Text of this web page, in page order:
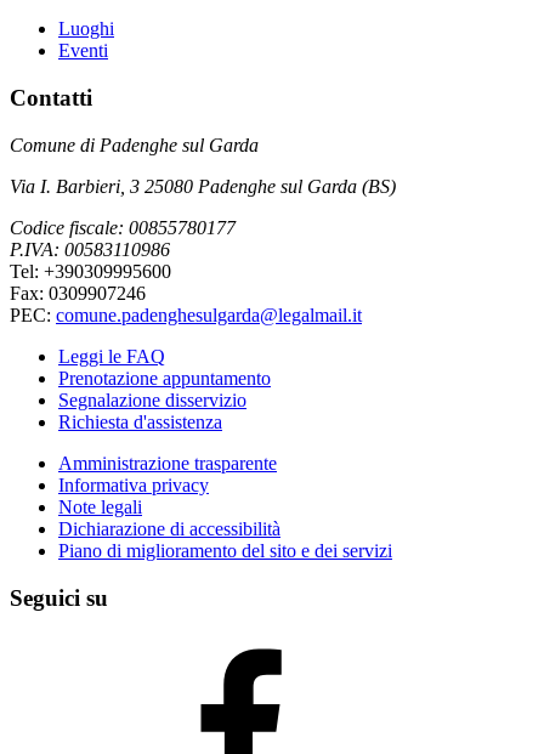
Luoghi
Eventi
Contatti
Comune di Padenghe sul Garda
Via I. Barbieri, 3 25080 Padenghe sul Garda (BS)
Codice fiscale: 00855780177
P.IVA: 00583110986
Tel: +390309995600
Fax: 0309907246
PEC: comune.padenghesulgarda@legalmail.it
Leggi le FAQ
Prenotazione appuntamento
Segnalazione disservizio
Richiesta d'assistenza
Amministrazione trasparente
Informativa privacy
Note legali
Dichiarazione di accessibilità
Piano di miglioramento del sito e dei servizi
Seguici su